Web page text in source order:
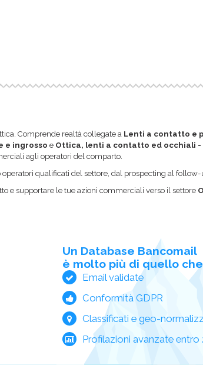
Comprende realtà collegate a Lenti a contatto e
e ingrosso e Ottica, lenti a contatto ed occhiali
agli operatori del comparto.
qualificati del settore, dal prospecting al follow-
e supportare le tue azioni commerciali verso il settore
Un Database Bancomail
è molto più di quello
Email validate
Conformità GDPR
Classificati e geo-
Profilazioni avanzate entro